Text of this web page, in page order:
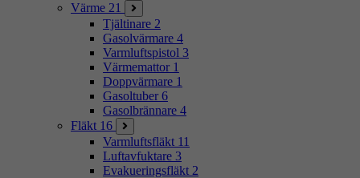
Värme 21
Tjältinare 2
Gasolvärmare 4
Varmluftspistol 3
Värmemattor 1
Doppvärmare 1
Gasoltuber 6
Gasolbrännare 4
Fläkt 16
Varmluftsfläkt 11
Luftavfuktare 3
Evakueringsfläkt 2